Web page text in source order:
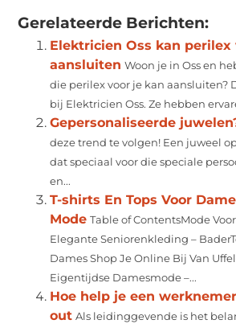
Gerelateerde Berichten:
Elektricien Oss kan perilex
aansluiten Woon je in Oss en
die perilex voor je kan aansluiten?
bij Elektricien Oss. Ze hebben
Gepersonaliseerde
deze trend te volgen! Een juweel
dat speciaal voor die speciale
en...
T-shirts En Tops Voor
Mode Table of ContentsMode
Elegante Seniorenkleding –
Dames Shop Je Online Bij Van
Eigentijdse Damesmode –...
Hoe help je een
out Als leidinggevende is het